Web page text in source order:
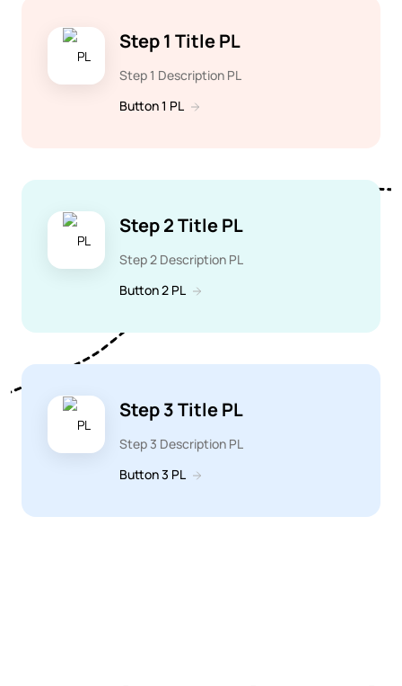
Step 1 Title PL
Step 1 Description PL
Button 1 PL
Step 2 Title PL
Step 2 Description PL
Button 2 PL
Step 3 Title PL
Step 3 Description PL
Button 3 PL